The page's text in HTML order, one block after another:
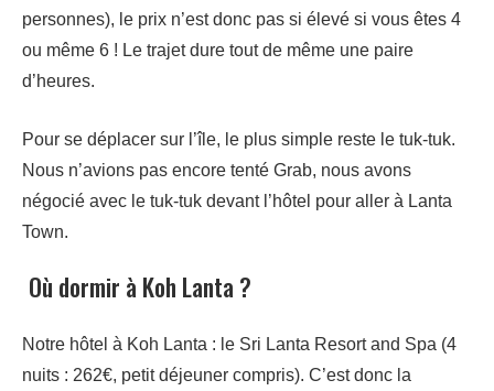
personnes), le prix n’est donc pas si élevé si vous êtes 4
ou même 6 ! Le trajet dure tout de même une paire
d’heures.
Pour se déplacer sur l’île, le plus simple reste le tuk-tuk.
Nous n’avions pas encore tenté Grab, nous avons
négocié avec le tuk-tuk devant l’hôtel pour aller à Lanta
Town.
Où dormir à Koh Lanta ?
Notre hôtel à Koh Lanta : le Sri Lanta Resort and Spa (4
nuits : 262€, petit déjeuner compris). C’est donc la